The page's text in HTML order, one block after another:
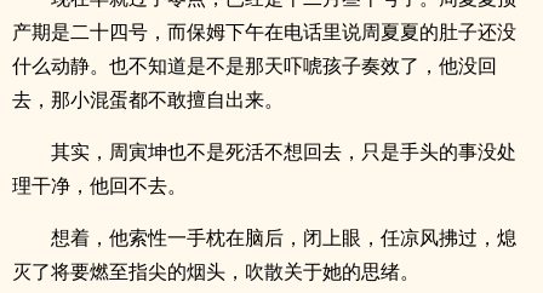
产期是二十四号，而保姆下午在电话里说周夏夏的肚子还没
什么动静。也不知道是不是那天吓唬孩子奏效了，他没回
去，那小混蛋都不敢擅自出来。
其实，周寅坤也不是死活不想回去，只是手头的事没处
理干净，他回不去。
想着，他索性一手枕在脑后，闭上眼，任凉风拂过，熄
灭了将要燃至指尖的烟头，吹散关于她的思绪。